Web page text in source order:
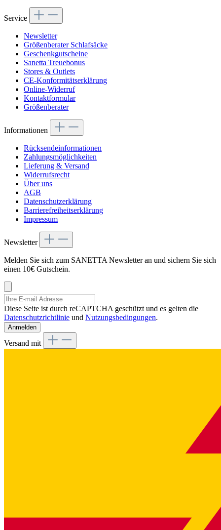
Service
Newsletter
Größenberater Schlafsäcke
Geschenkgutscheine
Sanetta Treuebonus
Stores & Outlets
CE-Konformitätserklärung
Online-Widerruf
Kontaktformular
Größenberater
Informationen
Rücksendeinformationen
Zahlungsmöglichkeiten
Lieferung & Versand
Widerrufsrecht
Über uns
AGB
Datenschutzerklärung
Barrierefreiheitserklärung
Impressum
Newsletter
Melden Sie sich zum SANETTA Newsletter an und sichern Sie sich
einen 10€ Gutschein.
Diese Seite ist durch reCAPTCHA geschützt und es gelten die
Datenschutzrichtlinie und Nutzungsbedingungen.
Anmelden
Versand mit